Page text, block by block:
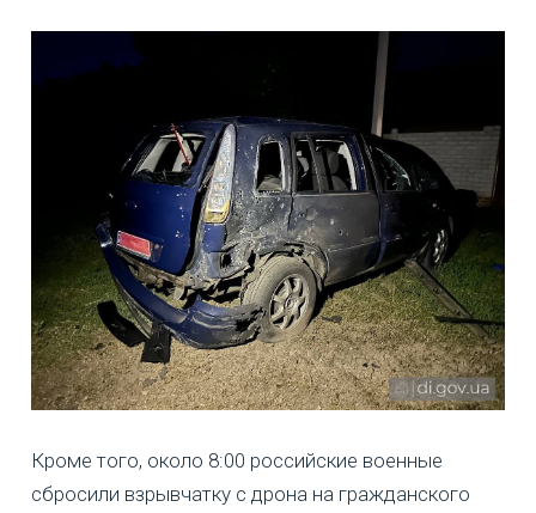
Кроме того, около 8:00 российские военные
сбросили взрывчатку с дрона на гражданского